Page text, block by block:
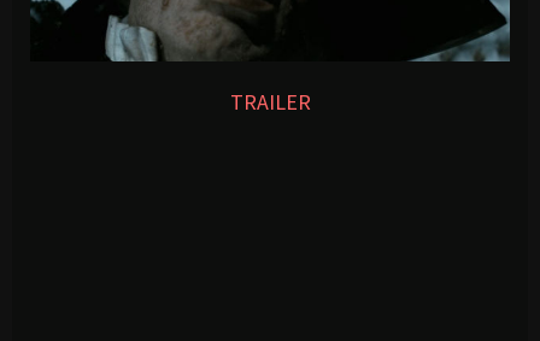
TRAILER